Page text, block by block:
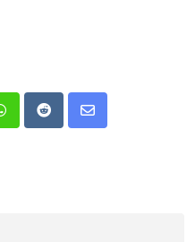
RedditShare